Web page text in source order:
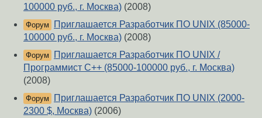
100000 руб., г. Москва) (2008)
Форум
Приглашается Разработчик ПО UNIX (85000-
100000 руб., г. Москва) (2008)
Форум
Приглашается Разработчик ПО UNIX /
Программист С++ (85000-100000 руб., г. Москва)
(2008)
Форум
Приглашается Разработчик ПО UNIX (2000-
2300 $, Москва) (2006)